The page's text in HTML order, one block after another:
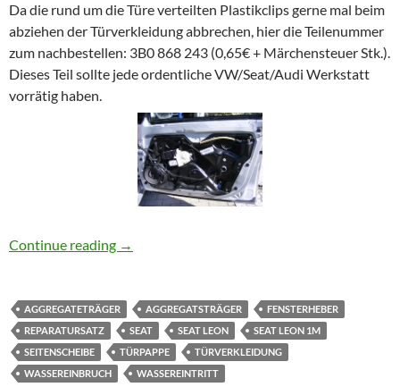
Da die rund um die Türe verteilten Plastikclips gerne mal beim
abziehen der Türverkleidung abbrechen, hier die Teilenummer
zum nachbestellen: 3B0 868 243 (0,65€ + Märchensteuer Stk.).
Dieses Teil sollte jede ordentliche VW/Seat/Audi Werkstatt
vorrätig haben.
Continue reading Seat Leon 1M Türverkleidung und
→
AGGREGATETRÄGER AGGREGATSTRÄGER
FENSTERHEBER
REPARATURSATZ
SEAT SEAT LEON
SEAT LEON 1M
SEITENSCHEIBE
TÜRPAPPE
TÜRVERKLEIDUNG
WASSEREINBRUCH
WASSEREINTRITT